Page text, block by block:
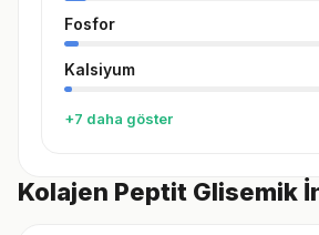
Fosfor
Kalsiyum
+7 daha göster
Kolajen Peptit Glisemik